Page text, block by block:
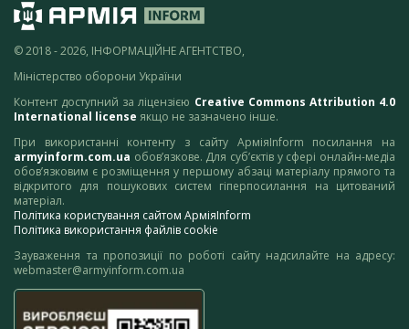
© 2018 - 2026, ІНФОРМАЦІЙНЕ АГЕНТСТВО,
Міністерство оборони України
Контент доступний за ліцензією Creative Commons Attribution 4.0
International license якщо не зазначено інше.
При використанні контенту з сайту АрміяInform посилання на
armyinform.com.ua обов’язкове. Для суб’єктів у сфері онлайн-медіа
обов’язковим є розміщення у першому абзаці матеріалу прямого та
відкритого для пошукових систем гіперпосилання на цитований
матеріал.
Політика користування сайтом АрміяInform
Політика використання файлів cookie
Зауваження та пропозиції по роботі сайту надсилайте на адресу:
webmaster@armyinform.com.ua